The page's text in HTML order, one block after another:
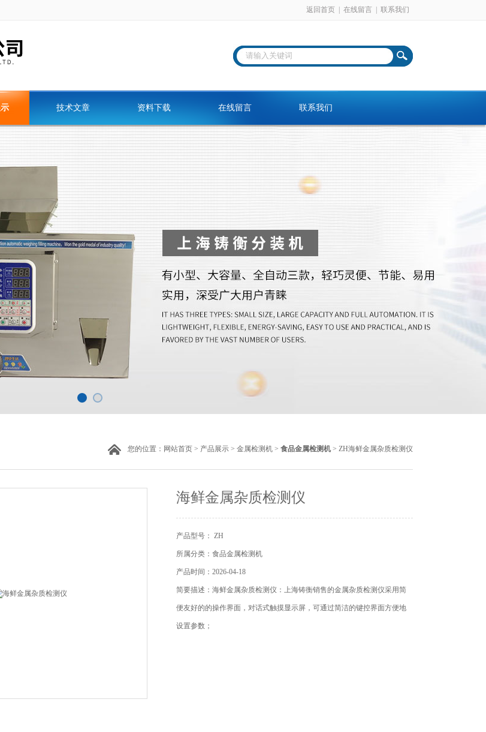
返回首页 在线留言 联系我们
技术文章 资料下载 在线留言 联系我们
您的位置： 网站首页 > 产品展示 > 金属检测机 > 食品金属检测机 > ZH海鲜金属杂质检测仪
海鲜金属杂质检测仪
产品型号： ZH
所属分类：食品金属检测机
产品时间：2026-04-18
简要描述：海鲜金属杂质检测仪：上海铸衡销售的金属杂质检测仪​采用简
便友好的的操作界面，对话式触摸显示屏，可通过简洁的键控界面方便地
设置参数；